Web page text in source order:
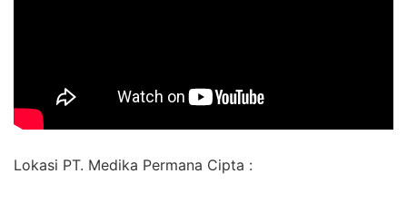
Lokasi PT. Medika Permana Cipta :